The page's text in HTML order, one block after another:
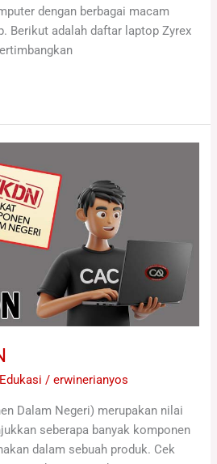
dengan berbagai macam
Berikut adalah daftar laptop Zyrex
Edukasi /erwinerianyos
Dalam Negeri) merupakan nilai
seberapa banyak komponen
dalam sebuah produk. Cek